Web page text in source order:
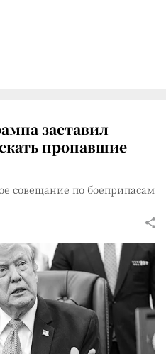
заставил
пропавшие
совещание по боеприпасам